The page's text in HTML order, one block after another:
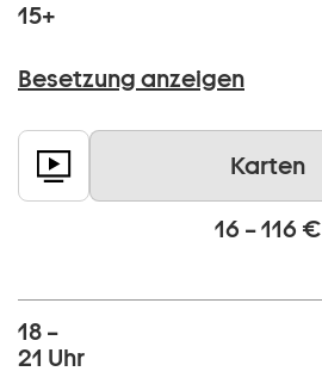
15+
Besetzung anzeigen
Karten
16 – 116 €
18 –
21 Uhr